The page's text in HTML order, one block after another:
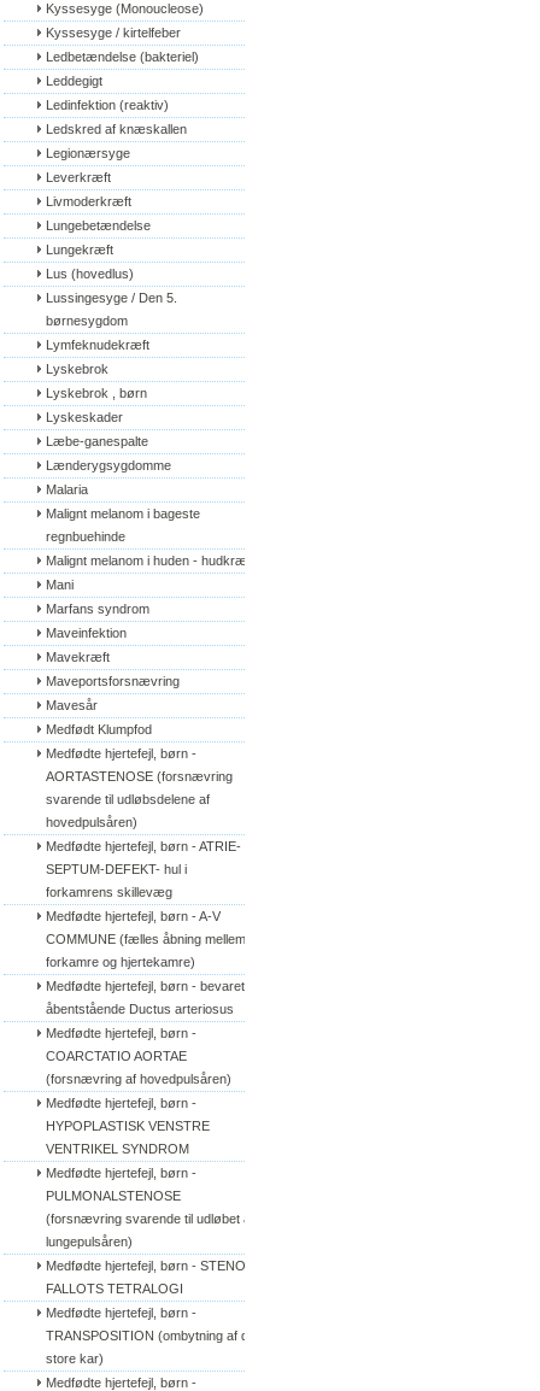
Kyssesyge (Monoucleose)
Kyssesyge / kirtelfeber
Ledbetændelse (bakteriel)
Leddegigt
Ledinfektion (reaktiv)
Ledskred af knæskallen
Legionærsyge
Leverkræft
Livmoderkræft
Lungebetændelse
Lungekræft
Lus (hovedlus)
Lussingesyge / Den 5.
børnesygdom
Lymfeknudekræft
Lyskebrok
Lyskebrok , børn
Lyskeskader
Læbe-ganespalte
Lænderygsygdomme
Malaria
Malignt melanom i bageste
regnbuehinde
Malignt melanom i huden - hudkræft
Mani
Marfans syndrom
Maveinfektion
Mavekræft
Maveportsforsnævring
Mavesår
Medfødt Klumpfod
Medfødte hjertefejl, børn -
AORTASTENOSE (forsnævring
svarende til udløbsdelene af
hovedpulsåren)
Medfødte hjertefejl, børn - ATRIE-
SEPTUM-DEFEKT- hul i
forkamrens skillevæg
Medfødte hjertefejl, børn - A-V
COMMUNE (fælles åbning mellem
forkamre og hjertekamre)
Medfødte hjertefejl, børn - bevaret/
åbentstående Ductus arteriosus
Medfødte hjertefejl, børn -
COARCTATIO AORTAE
(forsnævring af hovedpulsåren)
Medfødte hjertefejl, børn -
HYPOPLASTISK VENSTRE
VENTRIKEL SYNDROM
Medfødte hjertefejl, børn -
PULMONALSTENOSE
(forsnævring svarende til udløbet af
lungepulsåren)
Medfødte hjertefejl, børn - STENO
FALLOTS TETRALOGI
Medfødte hjertefejl, børn -
TRANSPOSITION (ombytning af de
store kar)
Medfødte hjertefejl, børn -